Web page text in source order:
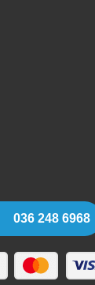
036 248 6968